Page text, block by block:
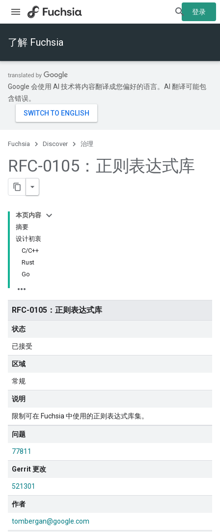
登录
了解 Fuchsia
Google 会使用 AI 技术将内容翻译成您偏好的语言。AI 翻译可能包
含错误。
Fuchsia Discover 治理
RFC-0105：正则表达式库
本页内容
摘要
设计初衷
C/C++
Rust
Go
RFC-0105：正则表达式库
状态
已接受
区域
常规
说明
限制可在 Fuchsia 中使用的正则表达式库集。
问题
77811
Gerrit 更改
521301
作者
tombergan@google.com